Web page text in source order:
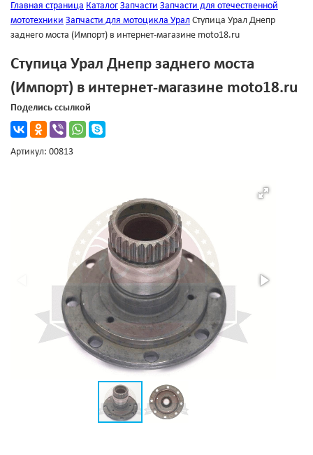
Главная страница Каталог Запчасти Запчасти для отечественной
мототехники Запчасти для мотоцикла Урал Ступица Урал Днепр
заднего моста (Импорт) в интернет-магазине moto18.ru
Ступица Урал Днепр заднего моста
(Импорт) в интернет-магазине moto18.ru
Поделись ссылкой
Артикул: 00813